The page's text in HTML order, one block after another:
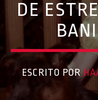
DE
ESCRITO POR